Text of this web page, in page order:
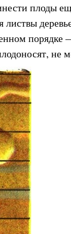
плоды
не